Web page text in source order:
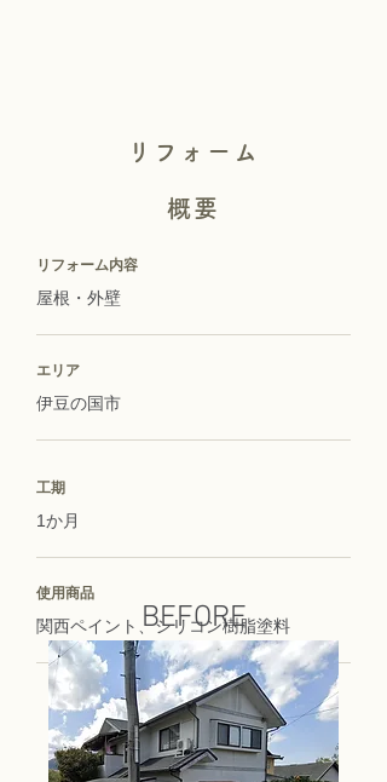
リフォーム
概要
リフォーム内容
屋根・外壁
エリア
伊豆の国市
工期
1か月
使用商品
関西ペイント、シリコン樹脂塗料
BEFORE